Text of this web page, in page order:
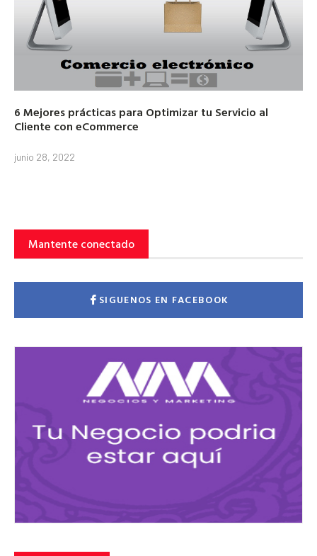
6 Mejores prácticas para Optimizar tu Servicio al
Cliente con eCommerce
junio 28, 2022
Mantente conectado
SIGUENOS EN FACEBOOK